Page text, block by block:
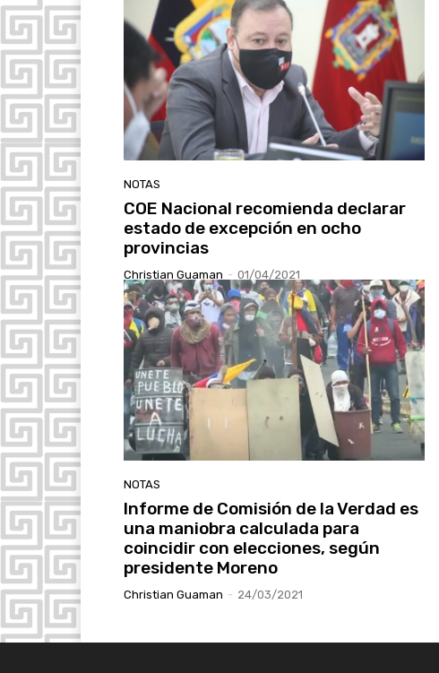
NOTAS
COE Nacional recomienda declarar
estado de excepción en ocho
provincias
Christian Guaman - 01/04/2021
NOTAS
Informe de Comisión de la Verdad es
una maniobra calculada para
coincidir con elecciones, según
presidente Moreno
Christian Guaman - 24/03/2021